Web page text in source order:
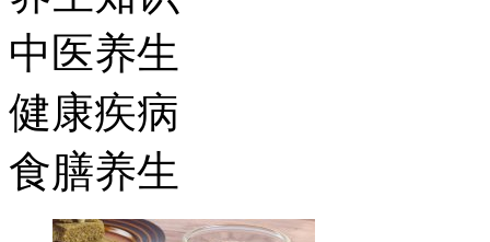
中医养生
健康疾病
食膳养生